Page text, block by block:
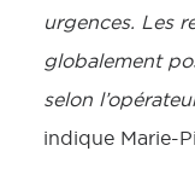
urgences. Les
globalement
selon
indique Marie-